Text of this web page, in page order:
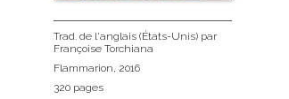
Trad. de l'anglais (États-Unis) par
Françoise Torchiana
Flammarion , 2016
320 pages